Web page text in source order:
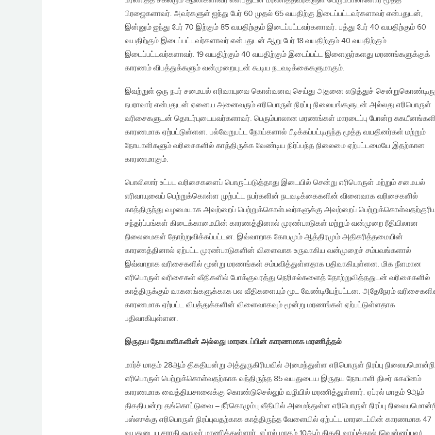
பிரஜைகளாவர். அவர்களுள் ஐந்து பேர் 60 முதல் 65 வயதிற்கு இடைப்பட்டவர்களாவர் என்பதுடன்,
இன்னும் ஐந்து பேர் 70 இற்கும் 85 வயதிற்கும் இடைப்பட்டவர்களாவர். பத்து பேர் 40 வயதிற்கும் 60
வயதிற்கும் இடைப்பட்டவர்களாவர் என்பதுடன் ஆறு பேர் 18 வயதிற்கும் 40 வயதிற்கும்
இடைப்பட்டவர்களாவர். 19 வயதிற்கும் 40 வயதிற்கும் இடைப்பட்ட இளைஞர்களது மரணங்களுக்குக்
காரணம் விபத்துக்களும் வன்முறையுடன் கூடிய நடவடிக்கைகளுமாகும்.
இவற்றுள் ஒரு நபர் சமையல் எரிவாயுவை கொள்வனவு செய்து அதனை எடுத்துச்
நபராவார் என்பதுடன் ஏனைய அனைவரும் எரிபொருள் நிரப்பு நிலையங்களுடன் அல்லது எரிபொருள்
வரிசைகளுடன் தொடர்புடையவர்களாவர். பெரும்பாலான மரணங்கள் மாரடைப்பு போன்ற
காரணமாக ஏற்பட்டுள்ளன. பல்வேறுபட்ட நோய்களால் பீடிக்கப்பட்டிருந்த மூத்த வயதினர்கள் மற்றும்
நோயாளிகளும் வரிசைகளில் காத்திருக்க வேண்டிய நிர்ப்பந்த நிலைமை ஏற்பட்டமையே இதற்கான
காரணமாகும்.
பொலிஸார் உட்பட வரிசைகளைப் பொருட்படுத்தாது இடையில் சென்று எரிபொருள் மற்றும் சமையல்
எரிவாயுவைப் பெற்றுக்கொள்ள முற்பட்ட நபர்களின் நடவடிக்கைகளின் விளைவாக வரிசைகளில்
காத்திருந்து வழமையாக அவற்றைப் பெற்றுக்கொள்பவர்களுக்கு அவற்றைப்
சந்தர்ப்பங்கள் கிடைக்காமையின் காரணத்தினால் முரண்பாடுகள் மற்றும் வன்முறை ரீதியிலான
நிலைமைகள் தோற்றுவிக்கப்பட்டன. இவ்வாறாக கோபமும் ஆத்திரமும் அதிகரித்தமையின்
காரணத்தினால் ஏற்பட்ட முரண்பாடுகளின் விளைவாக உருவாகிய வன்முறைச் சம்பவங்களால்
இவ்வாறாக வரிசைகளில் மூன்று மரணங்கள் சம்பவித்துள்ளதாக பதிவாகியுள்ளன. மிக நீளமான
எரிபொருள் வரிசைகள் வீதிகளில் போக்குவரத்து நெரிசல்களைத் தோற்றுவித்ததுடன் வரிசைகளில்
காத்திருக்கும் வாகனங்களுக்காக பல வீதிகளையும் மூட வேண்டியேற்பட்டன. அதேநேரம்
காரணமாக ஏற்பட்ட விபத்துக்களின் விளைவாகவும் மூன்று மரணங்கள் ஏற்பட்டுள்ளதாக
பதிவாகியுள்ளன.
இருதய நோயாளிகளின் அல்லது மாரடைப்பின் காரணமாக மரணித்தல்
மார்ச் மாதம் 28ஆம் திகதியன்று அத்துருகிரியவில் அமைந்துள்ள எரிபொருள் நிரப்பு
எரிபொருள் பெற்றுக்கொள்வதற்காக வந்திருந்த 85 வயதுடைய இருதய நோயாளி திடீர் சுகயீனம்
காரணமாக வைத்தியசாலைக்கு கொண்டுசெல்லும் வழியில் மரணித்துள்ளார். ஏப்ரல் மாதம் 9ஆம்
திகதியன்று தங்கொட்டுவை – நீர்கொழும்பு வீதியில் அமைந்துள்ள எரிபொருள் நிரப்பு
பஸ்ஸுக்கு எரிபொருள் நிரப்புவதற்காக காத்திருந்த வேளையில் ஏற்பட்ட மாரடைப்பின் காரணமாக 47